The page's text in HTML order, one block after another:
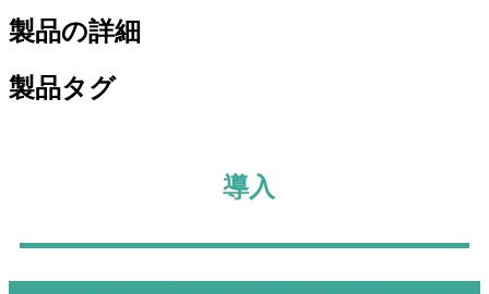
製品の詳細
製品タグ
導入